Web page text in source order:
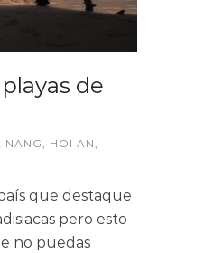
de
NANG , HOI AN ,
que destaque
pero esto
no puedas